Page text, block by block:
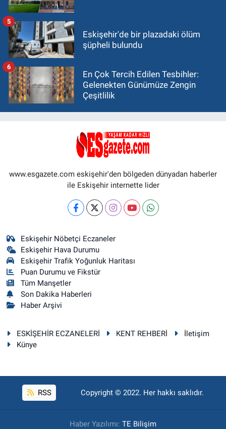
Eskişehir'de bir plazadaki ölüm
şüpheli bulundu
5
En Çok Tercih Edilen Tesbihler:
Gelenekten Günümüze Zengin
Çeşitlilik
6
www.esgazete.com eskişehir'den bölgeden dünyadan haberler
ile Eskişehir internette lider
Eskişehir Nöbetçi Eczaneler
Eskişehir Hava Durumu
Eskişehir Trafik Yoğunluk Haritası
Puan Durumu ve Fikstür
Tüm Manşetler
Son Dakika Haberleri
Haber Arşivi
ESKİŞEHİR ECZANELERİ KENT REHBERİ
İletişim
Künye
RSS Copyright © 2022. Her hakkı saklıdır.
Haber Yazılımı: TE Bilişim